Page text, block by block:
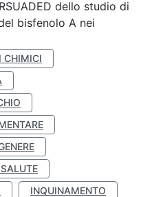
dello studio di
bisfenolo A nei
CHIMICI
INQUINAMENTO